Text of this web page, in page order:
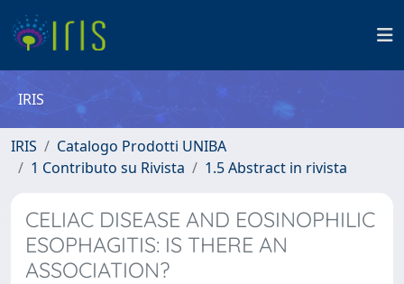
IRIS
IRIS
Catalogo Prodotti UNIBA
1 Contributo su Rivista
1.5 Abstract in rivista
CELIAC DISEASE AND EOSINOPHILIC
ESOPHAGITIS: IS THERE AN
ASSOCIATION?